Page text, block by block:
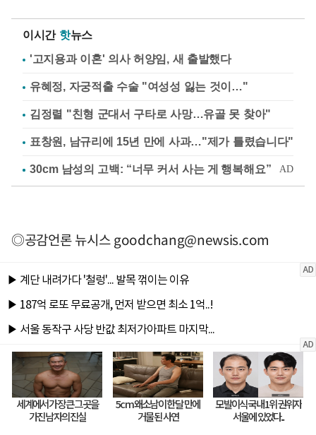
이시간 핫뉴스
'고지용과 이혼' 의사 허양임, 새 출발했다
유혜정, 자궁적출 수술 "여성성 잃는 것이…"
김정렬 "친형 군대서 구타로 사망…유골 못 찾아"
표창원, 남규리에 15년 만에 사과…"제가 틀렸습니다"
◎공감언론 뉴시스goodchang@newsis.com